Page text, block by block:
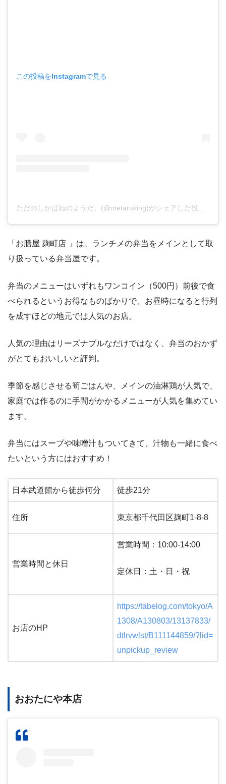
この投稿をInstagramで見る
ただのしかばねのようだ。(@metaruking)がシェアした投稿
「お膳屋 麹町店 」は、ランチメの弁当をメインとして取
り扱っている弁当屋です。
弁当のメニューはいずれもワンコイン（500円）前後で食
べられるというお得なものばかりで、お昼時になると行列
を成すほどの地元では人気のお店。
人気の理由はリーズナブルなだけではなく、弁当のおかず
がとてもおいしいと評判。
季節を感じさせる筍ごはんや、メインの油淋鶏が人気で、
家庭では作るのに手間がかかるメニューが人気を集めてい
ます。
弁当にはスープや味噌汁もついてきて、汁物も一緒に食べ
たいという方にはおすすめ！
日本武道館から徒歩何分 徒歩21分
住所 東京都千代田区麹町1-8-8
営業時間と休日
営業時間：10:00-14:00
定休日：土・日・祝
お店のHP
https://tabelog.com/tokyo/A
1308/A130803/13137833/
dtlrvwlst/B111144859/?lid=
unpickup_review
おおたにや本店